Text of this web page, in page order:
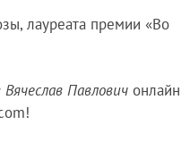
лауреата премии «Во
Вячеслав Павлович онлайн